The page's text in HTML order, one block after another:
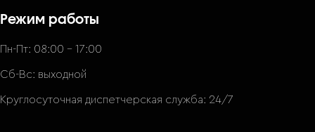
Режим работы
Пн-Пт: 08:00 – 17:00
Сб-Вс: выходной
Круглосуточная диспетчерская служба: 24/7